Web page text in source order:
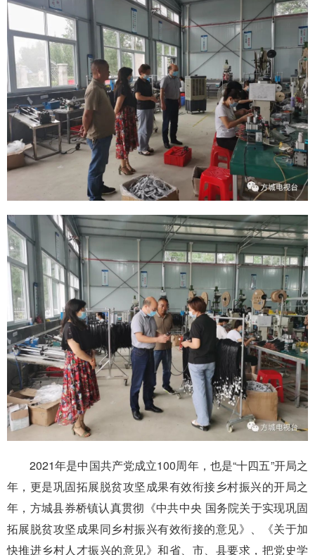
2021年是中国共产党成立100周年，也是“十四五”开局之
年，更是巩固拓展脱贫攻坚成果有效衔接乡村振兴的开局之
年，方城县券桥镇认真贯彻《中共中央 国务院关于实现巩固
拓展脱贫攻坚成果同乡村振兴有效衔接的意见》、《关于加
快推进乡村人才振兴的意见》和省、市、县要求，把党史学